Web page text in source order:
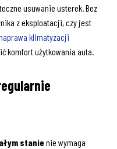
usuwanie usterek. Bez
z eksploatacji, czy jest
klimatyzacji
komfort użytkowania auta.
stanie nie wymaga